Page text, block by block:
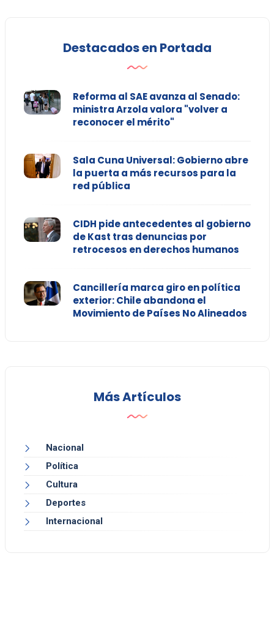
Destacados en Portada
Reforma al SAE avanza al Senado:
ministra Arzola valora "volver a
reconocer el mérito"
Sala Cuna Universal: Gobierno abre
la puerta a más recursos para la
red pública
CIDH pide antecedentes al gobierno
de Kast tras denuncias por
retrocesos en derechos humanos
Cancillería marca giro en política
exterior: Chile abandona el
Movimiento de Países No Alineados
Más Artículos
Nacional
Política
Cultura
Deportes
Internacional